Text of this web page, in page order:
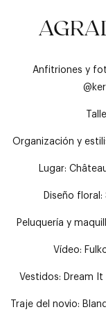
Anfitriones y
Organización y
Lugar:
Diseño
Peluquería y
Vídeo:
Vestidos: Dream
Traje del novio: